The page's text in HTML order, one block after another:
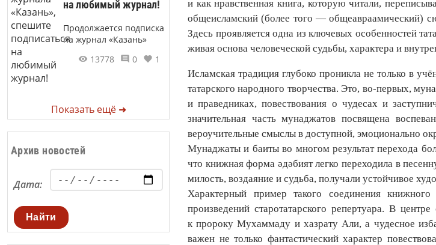
на любимый журнал!
Продолжается подписка
на журнал «Казань»
13778
0 1
Показать ещё ➜
Архив новостей
Дата:
Найти
и как нравственная книга, которую читали,
общеисламский (более того — общеавраамический)
Здесь проявляется одна из ключевых особенностей
живая основа человеческой судьбы, характера и
Исламская традиция глубоко проникла не только в
татарского народного творчества. Это, во-первых,
и праведниках, повествования о чудесах и
значительная часть мунаджатов посвящена
вероучительные смыслы в доступной, эмоционально
Мунаджаты и баиты во многом результат перехода
что книжная форма әдәбият легко переходила в
милость, воздаяние и судьба, получали устойчивое
Характерный пример такого соединения
произведений старотатарского репертуара. В
к пророку Мухаммаду и хазрату Али, а чудесное
важен не только фантастический характер